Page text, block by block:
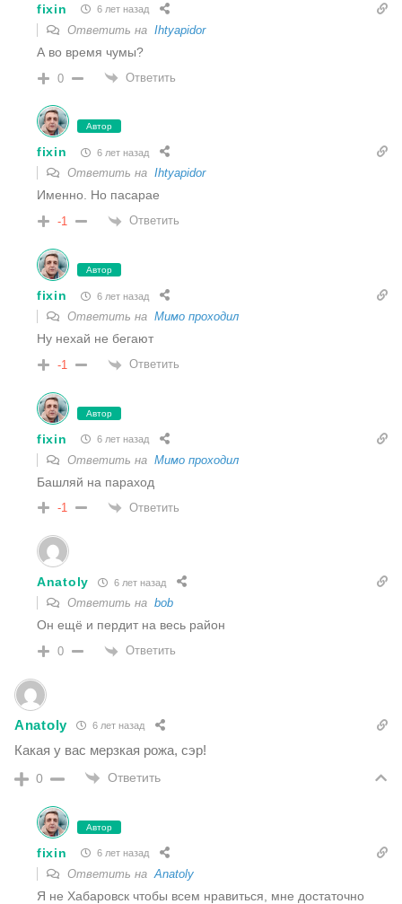
fixin 6 лет назад
Ответить на Ihtyapidor
А во время чумы?
0 Ответить
Автор
fixin 6 лет назад
Ответить на Ihtyapidor
Именно. Но пасарае
-1 Ответить
Автор
fixin 6 лет назад
Ответить на Мимо проходил
Ну нехай не бегают
-1 Ответить
Автор
fixin 6 лет назад
Ответить на Мимо проходил
Башляй на параход
-1 Ответить
Anatoly 6 лет назад
Ответить на bob
Он ещё и пердит на весь район
0 Ответить
Anatoly 6 лет назад
Какая у вас мерзкая рожа, сэр!
0 Ответить
Автор
fixin 6 лет назад
Ответить на Anatoly
Я не Хабаровск чтобы всем нравиться, мне достаточно